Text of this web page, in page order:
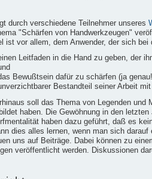
durch verschiedene Teilnehmer unseres
"Schärfen von Handwerkzeugen"
ist vor allem, dem Anwender, der sich
Leitfaden in die Hand zu geben, der
Bewußtsein dafür zu schärfen (ja
Bestandteil seiner Arbeit
soll das Thema von Legenden
haben. Die Gewöhnung in den
haben dazu geführt, daß es
dies alles lernen, wenn man sich darauf
uns auf Beiträge. Dabei können zu
veröffentlicht werden. Diskussionen